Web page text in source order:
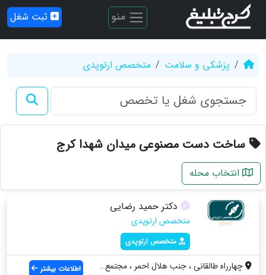
منو ثبت شغل
پزشکی و سلامت متخصص ارتوپدی
ساخت دست مصنوعی میدان شهدا کرج
انتخاب محله
دکتر حمید رضایی
متخصص ارتوپدی
متخصص ارتوپدی
چهارراه طالقانی ، جنب هلال احمر ، مجتمع ... اطلاعات بیشتر